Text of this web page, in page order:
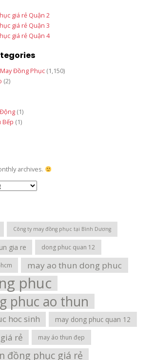
giá rẻ Quận 2
giá rẻ Quận 3
giá rẻ Quận 4
Đồng Phục (1,150)
(2)
(1)
Bếp (1)
archives.
Công ty may đồng phục tại Bình Dương
gia re dong phuc quan 12
may ao thun dong phuc
phuc
phuc ao thun
hoc sinh may dong phuc quan 12
rẻ may áo thun đẹp
đồng phục giá rẻ